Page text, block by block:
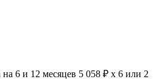
на 6 и 12 месяцев 5 058 ₽ х 6 или 2